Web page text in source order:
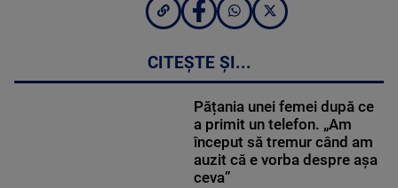
CITEȘTE ȘI...
Pățania unei femei după ce
a primit un telefon. „Am
început să tremur când am
auzit că e vorba despre așa
ceva”